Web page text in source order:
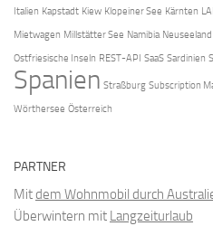
Italien Kapstadt Kiew Klopeiner See Kärnten
Mietwagen Millstätter See Namibia Neuseeland
Ostfriesische Inseln REST-API SaaS Sardinien
Spanien Straßburg Subscription
Wörthersee Österreich
PARTNER
Mitdem Wohnmobil durch
Überwintern mit Langzeiturlaub